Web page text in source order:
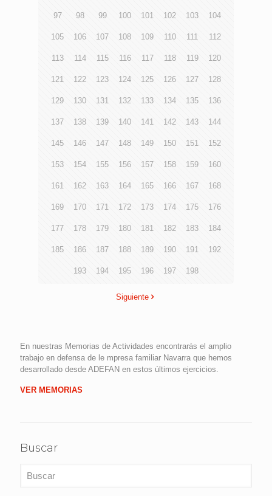
97 98 99 100 101 102 103 104
105 106 107 108 109 110 111 112
113 114 115 116 117 118 119 120
121 122 123 124 125 126 127 128
129 130 131 132 133 134 135 136
137 138 139 140 141 142 143 144
145 146 147 148 149 150 151 152
153 154 155 156 157 158 159 160
161 162 163 164 165 166 167 168
169 170 171 172 173 174 175 176
177 178 179 180 181 182 183 184
185 186 187 188 189 190 191 192
193 194 195 196 197 198
Siguiente
En nuestras Memorias de Actividades encontrarás el amplio
trabajo en defensa de le mpresa familiar Navarra que hemos
desarrollado desde ADEFAN en estos últimos ejercicios.
VER MEMORIAS
Buscar